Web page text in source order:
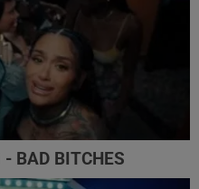
- BAD BITCHES